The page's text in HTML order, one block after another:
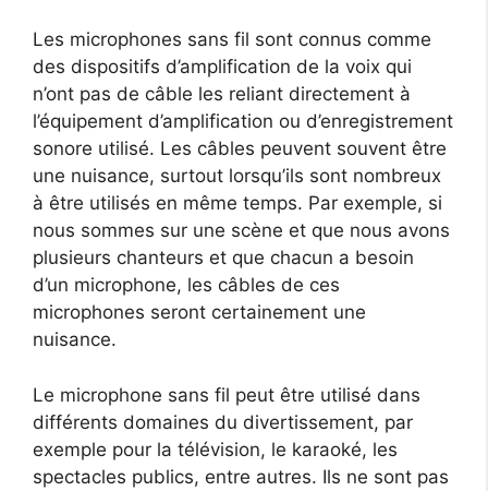
Les microphones sans fil sont connus comme
des dispositifs d’amplification de la voix qui
n’ont pas de câble les reliant directement à
l’équipement d’amplification ou d’enregistrement
sonore utilisé. Les câbles peuvent souvent être
une nuisance, surtout lorsqu’ils sont nombreux
à être utilisés en même temps. Par exemple, si
nous sommes sur une scène et que nous avons
plusieurs chanteurs et que chacun a besoin
d’un microphone, les câbles de ces
microphones seront certainement une
nuisance.
Le microphone sans fil peut être utilisé dans
différents domaines du divertissement, par
exemple pour la télévision, le karaoké, les
spectacles publics, entre autres. Ils ne sont pas